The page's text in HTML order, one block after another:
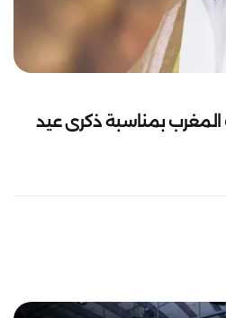
بمناسبة ذكرى عيد